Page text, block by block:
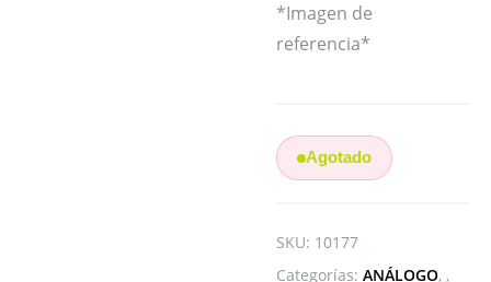
*Imagen de
referencia*
Agotado
SKU: 10177
Categorías: ANÁLOGO ,